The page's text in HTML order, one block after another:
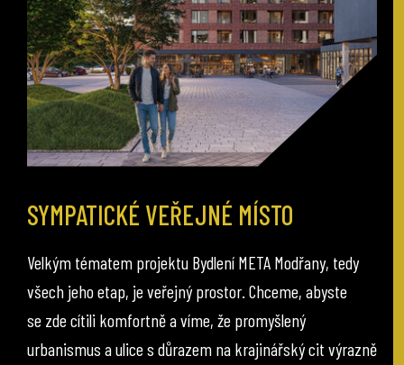
SYMPATICKÉ VEŘEJNÉ MÍSTO
Velkým tématem projektu Bydlení META Modřany, tedy
všech jeho etap, je veřejný prostor. Chceme, abyste
se zde cítili komfortně a víme, že promyšlený
urbanismus a ulice s důrazem na krajinářský cit výrazně